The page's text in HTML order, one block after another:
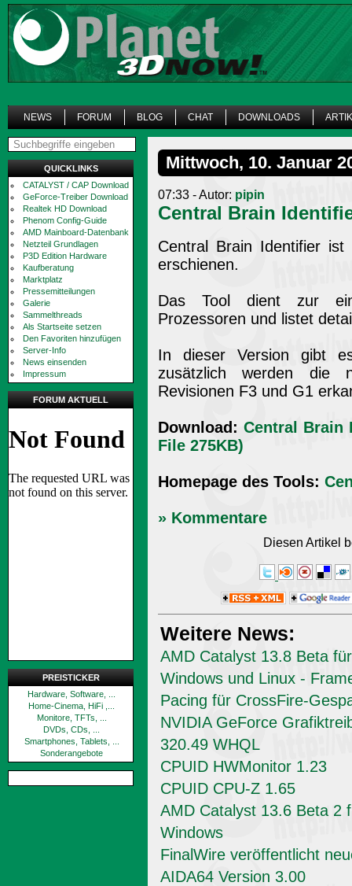
NEWS FORUM BLOG CHAT DOWNLOADS
QUICKLINKS
CATALYST / CAP Download
GeForce-Treiber Download
Realtek HD Download
Phenom Config-Guide
AMD Mainboard-Datenbank
Netzteil Grundlagen
P3D Edition Hardware
Kaufberatung
Marktplatz
Pressemitteilungen
Galerie
Sammelthreads
Als Startseite setzen
Den Favoriten hinzufügen
Server-Info
News einsenden
Impressum
FORUM AKTUELL
PREISTICKER
Hardware, Software, ...
Home-Cinema, HiFi ,...
Monitore, TFTs, ...
DVDs, CDs, ...
Smartphones, Tablets, ...
Sonderangebote
Mittwoch, 10. Januar
07:33 - Autor: pipin
Central Brain
Central Brain Identifier
erschienen.
Das Tool dient zur
Prozessoren und listet
In dieser Version gibt
zusätzlich werden die
Revisionen F3 und G1
Download: Central Brain
File 275KB)
Homepage des Tools:
» Kommentare
Diesen Artikel
Weitere News:
AMD Catalyst 13.8 Beta für
Windows und Linux -
Pacing für CrossFire-
NVIDIA GeForce
320.49 WHQL
CPUID HWMonitor 1.23
CPUID CPU-Z 1.65
AMD Catalyst 13.6 Beta 2
Windows
FinalWire veröffentlicht
AIDA64 Version 3.00